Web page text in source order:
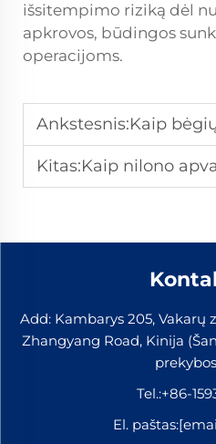
išsitempimo riziką dėl
apkrovos, būdingos
operacijoms.
Ankstesnis:Kaip bėgių spaustukų tiekėjai
Kitas:Kaip nilono apvalkalai neleidžia
Add: Kambarys 205, Vakarų
Zhangyang Road, Kinija
Tel.:+86-
El. paštas: